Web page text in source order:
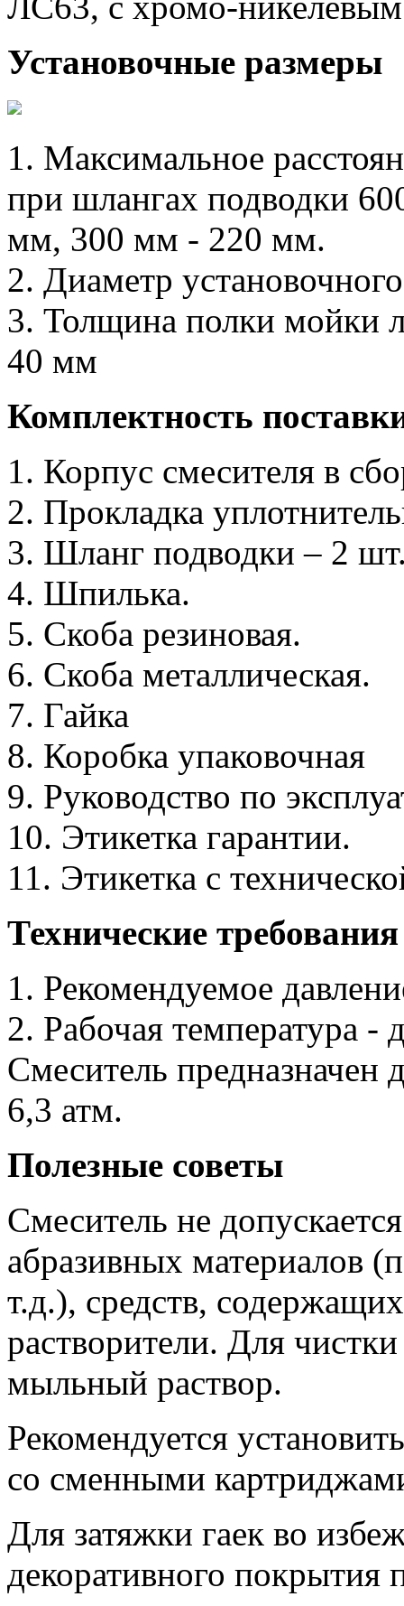
Установочные размеры
1. Максимальное
при шлангах подводки
мм, 300 мм - 220 мм.
2. Диаметр
3. Толщина полки мойки
40 мм
Комплектность
1. Корпус смесителя в
2. Прокладка
3. Шланг подводки – 2
4. Шпилька.
5. Скоба резиновая.
6. Скоба металлическая.
7. Гайка
8. Коробка упаковочная
9. Руководство по
10. Этикетка гарантии.
11. Этикетка с
Технические требования
1. Рекомендуемое
2. Рабочая температура -
Смеситель предназначен
6,3 атм.
Полезные советы
Смеситель не
абразивных материалов
т.д.), средств,
растворители. Для
мыльный раствор.
Рекомендуется
со сменными
Для затяжки гаек во
декоративного покрытия